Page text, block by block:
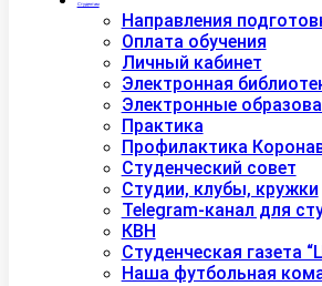
Студентам
Направления
Оплата обучения
Личный кабинет
Электронная
Электронные
Практика
Профилактика
Студенческий совет
Студии, клубы, кружки
Telegram-канал для
КВН
Студенческая газета
Наша футбольная